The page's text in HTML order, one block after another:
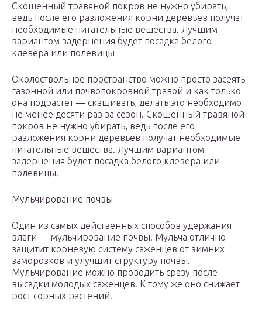
Скошенный травяной покров не нужно убирать,
ведь после его разложения корни деревьев получат
необходимые питательные вещества. Лучшим
вариантом задернения будет посадка белого
клевера или полевицы
Околоствольное пространство можно просто засеять
газонной или почвопокровной травой и как только
она подрастет — скашивать, делать это необходимо
не менее десяти раз за сезон. Скошенный травяной
покров не нужно убирать, ведь после его
разложения корни деревьев получат необходимые
питательные вещества. Лучшим вариантом
задернения будет посадка белого клевера или
полевицы.
Мульчирование почвы
Один из самых действенных способов удержания
влаги — мульчирование почвы. Мульча отлично
защитит корневую систему саженцев от зимних
заморозков и улучшит структуру почвы.
Мульчирование можно проводить сразу после
высадки молодых саженцев. К тому же оно снижает
рост сорных растений.